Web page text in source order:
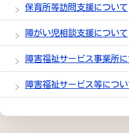
保育所等訪問支援について
障がい児相談支援について
障害福祉サービス事業所
障害福祉サービス等につい